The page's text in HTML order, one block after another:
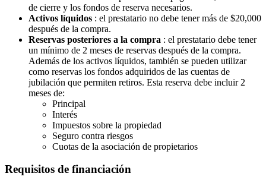
de cierre y los fondos de reserva necesarios.
Activos líquidos : el prestatario no debe tener más de $20,000
después de la compra.
Reservas posteriores a la compra : el prestatario debe tener
un mínimo de 2 meses de reservas después de la compra.
Además de los activos líquidos, también se pueden utilizar
como reservas los fondos adquiridos de las cuentas de
jubilación que permiten retiros. Esta reserva debe incluir 2
meses de:
Principal
Interés
Impuestos sobre la propiedad
Seguro contra riesgos
Cuotas de la asociación de propietarios
Requisitos de financiación